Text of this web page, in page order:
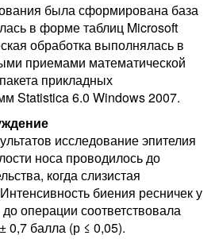
была сформирована база
в форме таблиц Microsoft
обработка выполнялась в
приемами математической
прикладных
Statistica 6.0 Windows 2007.
исследование эпителия
носа проводилось до
когда слизистая
биения ресничек у
операции соответствовала
0,7 балла (р ≤ 0,05).